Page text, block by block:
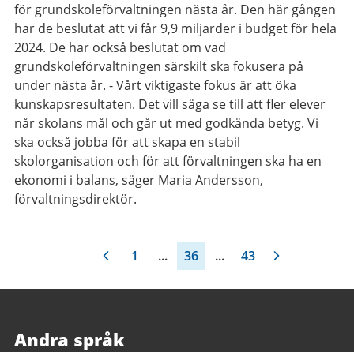
för grundskoleförvaltningen nästa år. Den här gången
har de beslutat att vi får 9,9 miljarder i budget för hela
2024. De har också beslutat om vad
grundskoleförvaltningen särskilt ska fokusera på
under nästa år. - Vårt viktigaste fokus är att öka
kunskapsresultaten. Det vill säga se till att fler elever
når skolans mål och går ut med godkända betyg. Vi
ska också jobba för att skapa en stabil
skolorganisation och för att förvaltningen ska ha en
ekonomi i balans, säger Maria Andersson,
förvaltningsdirektör.
1 ... 36 ... 43
Andra språk